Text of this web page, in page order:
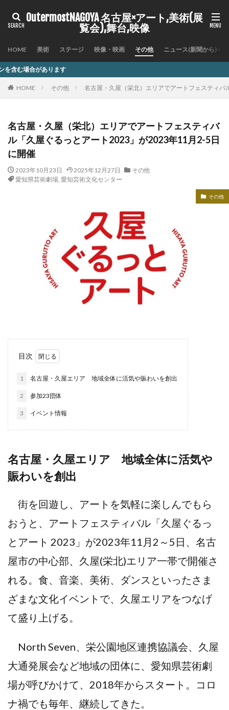
OutermostNAGOYA 名古屋×アート,美術(展
覧会),舞台,映像
HOME 美術 ステージ 映像・映画 その他 ニュース(新聞から)
HOME その他 名古屋・久屋（栄北）エリアでアートフェスティ
名古屋・久屋（栄北）エリアでアートフェスティバ
ル「久屋ぐるっとアート2023」が2023年11月2-5日
に開催
2023年10月23日 2025年12月27日
その他
愛知県芸術劇場, 愛知芸術文化センター
その他
目次
1 名古屋・久屋エリア 地域全体に活気や賑わいを創出
2 参加23団体
3 イベント情報
名古屋・久屋エリア 地域全体に活気や
賑わいを創出
街を回遊し、アートを気軽に楽しんでもら
おうと、アートフェスティバル「久屋ぐるっ
とアート 2023」が2023年11月2～5日、名古
屋市の中心部、久屋(栄北)エリア一帯で開催さ
れる。食、音楽、美術、ダンスといったさま
ざまな文化イベントで、久屋エリアをつなげ
て盛り上げる。
North Seven、栄公園地区連携協議会、久屋
大通発展会など地域の団体に、愛知県芸術劇
場が呼びかけて、2018年からスタート。コロ
ナ禍でも毎年、継続してきた。